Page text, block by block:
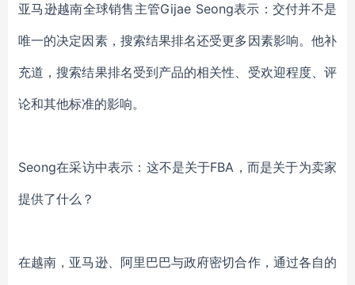
亚马逊越南全球销售主管Gijae Seong表示：交付并不是
唯一的决定因素，搜索结果排名还受更多因素影响。他补
充道，搜索结果排名受到产品的相关性、受欢迎程度、评
论和其他标准的影响。
Seong在采访中表示：这不是关于FBA，而是关于为卖家
提供了什么？
在越南，亚马逊、阿里巴巴与政府密切合作，通过各自的